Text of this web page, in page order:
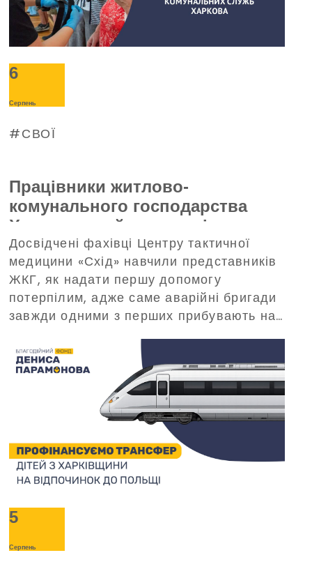
6
Серпень
СВОЇ
Працівники житлово-
комунального господарства
Харкова пройшли тренінг з
домедичної допомоги, що
організований Благодійним
фондом Дениса Парамонова
Досвідчені фахівці Центру тактичної
медицини «Схід» навчили представників
ЖКГ, як надати першу допомогу
потерпілим, адже саме аварійні бригади
завжди одними з перших прибувають на
5
Серпень